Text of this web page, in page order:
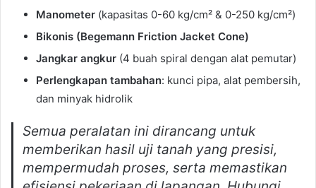
Manometer (kapasitas 0-60 kg/cm² & 0-250 kg/cm²)
Bikonis (Begemann Friction Jacket Cone)
Jangkar angkur (4 buah spiral dengan alat pemutar)
Perlengkapan tambahan: kunci pipa, alat pembersih,
dan minyak hidrolik
Semua peralatan ini dirancang untuk
memberikan hasil uji tanah yang presisi,
mempermudah proses, serta memastikan